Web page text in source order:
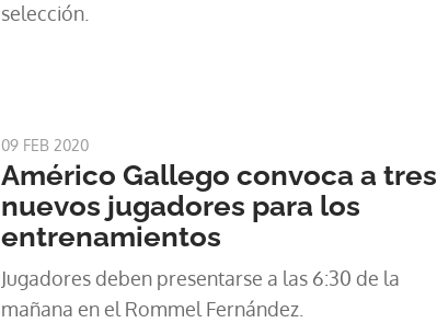
selección.
09 FEB 2020
Américo Gallego convoca a tres
nuevos jugadores para los
entrenamientos
Jugadores deben presentarse a las 6:30 de la
mañana en el Rommel Fernández.